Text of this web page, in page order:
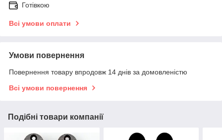
Готівкою
Всі умови оплати
Умови повернення
Повернення товару впродовж 14 днів за домовленістю
Всі умови повернення
Подібні товари компанії